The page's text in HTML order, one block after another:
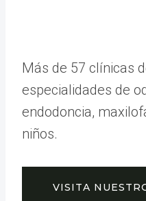
Más de 57 clínicas
especialidades de
endodoncia,
niños.
VISITA